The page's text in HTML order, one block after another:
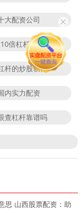
大配资公司
倍杠杆合法吗
杆的炒股软件
内实力配资
查杠杆靠谱吗
思 山西股票配资：助